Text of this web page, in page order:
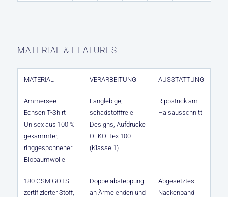
MATERIAL & FEATURES
MATERIAL VERARBEITUNG AUSSTATTUNG
Ammersee
Echsen T-Shirt
Unisex aus 100 %
gekämmter,
ringgesponnener
Biobaumwolle
Langlebige,
schadstofffreie
Designs, Aufdrucke
OEKO-Tex 100
(Klasse 1)
Rippstrick am
Halsausschnitt
180 GSM GOTS-
zertifizierter Stoff,
Doppelabsteppung
an Ärmelenden und
Abgesetztes
Nackenband